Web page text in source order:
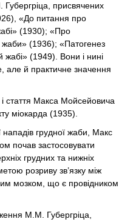
присвячених
«До питання про
(1930); «Про
жаби» (1936); «Патогенез
жабі» (1949). Вони і нині
але й практичне значення
стаття Макса Мойсейовича
міокарда (1935).
нападів грудної жаби, Макс
почав застосовувати
грудних та нижніх
розриву зв’язку між
мозком, що є провідником
М.М. Губергріца,